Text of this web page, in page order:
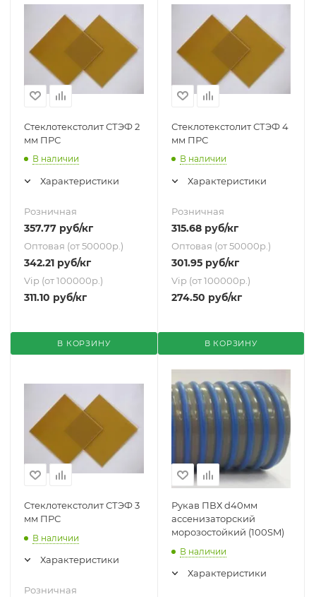
Стеклотекстолит СТЭФ 2
мм ПРС
В наличии
Характеристики
Розничная
357.77 руб/кг
Оптовая (от 50000р.)
342.21 руб/кг
Vip (от 100000р.)
311.10 руб/кг
В КОРЗИНУ
Стеклотекстолит СТЭФ 4
мм ПРС
В наличии
Характеристики
Розничная
315.68руб/кг
Оптовая (от 50000р.)
301.95руб/кг
Vip (от 100000р.)
274.50 руб/кг
В КОРЗИНУ
Стеклотекстолит СТЭФ 3
мм ПРС
В наличии
Характеристики
Розничная
Рукав ПВХ d40мм
ассенизаторский
морозостойкий (100SM)
В наличии
Характеристики